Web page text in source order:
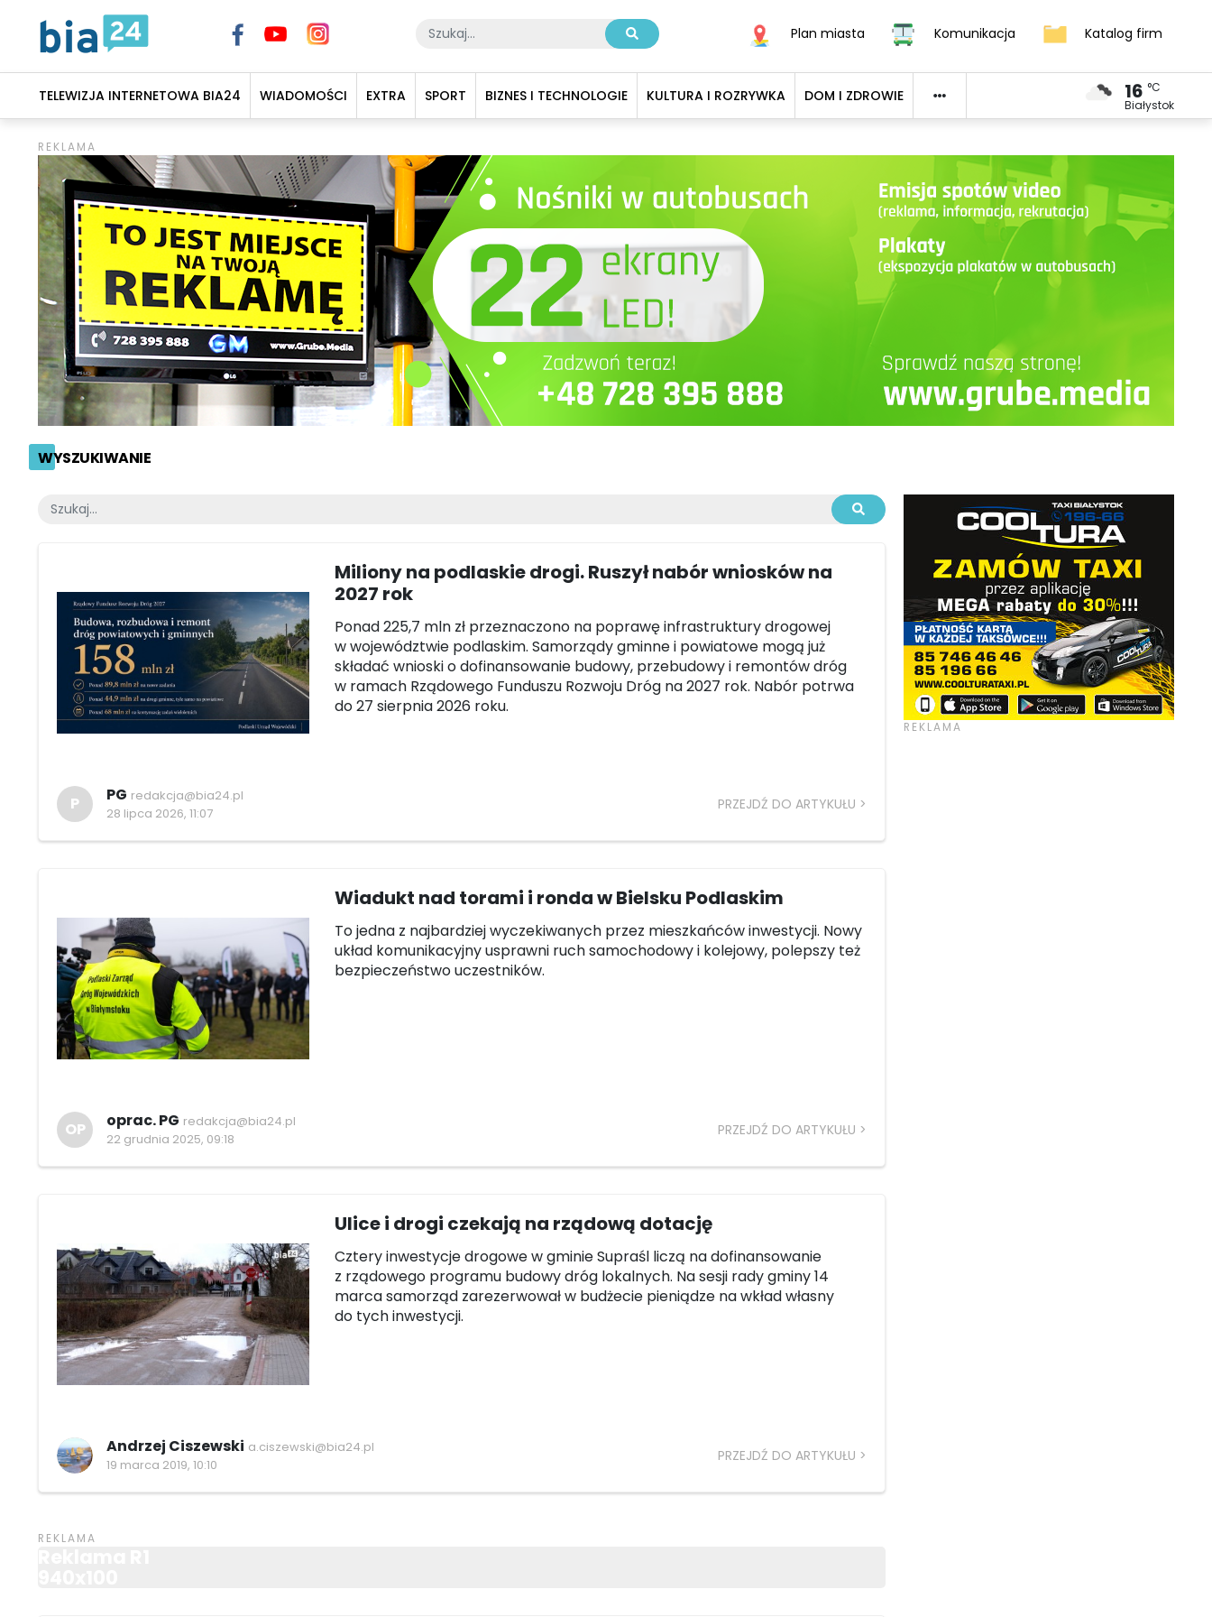
Plan miasta Komunikacja Katalog firm
TELEWIZJA INTERNETOWA BIA24 WIADOMOŚCI EXTRA SPORT BIZNES I TECHNOLOGIE KULTURA I ROZRYWKA DOM I ZDROWIE 16 °C
Białystok
WYSZUKIWANIE
Miliony na podlaskie drogi. Ruszył nabór wniosków na
2027 rok
Ponad 225,7 mln zł przeznaczono na poprawę infrastruktury drogowej
w województwie podlaskim. Samorządy gminne i powiatowe mogą już
składać wnioski o dofinansowanie budowy, przebudowy i remontów dróg
w ramach Rządowego Funduszu Rozwoju Dróg na 2027 rok. Nabór potrwa
do 27 sierpnia 2026 roku.
P PG redakcja@bia24.pl
28 lipca 2026, 11:07
PRZEJDŹ DO ARTYKUŁU
Wiadukt nad torami i ronda w Bielsku Podlaskim
To jedna z najbardziej wyczekiwanych przez mieszkańców inwestycji. Nowy
układ komunikacyjny usprawni ruch samochodowy i kolejowy, polepszy też
bezpieczeństwo uczestników.
OP oprac. PG redakcja@bia24.pl
22 grudnia 2025, 09:18
PRZEJDŹ DO ARTYKUŁU
Ulice i drogi czekają na rządową dotację
Cztery inwestycje drogowe w gminie Supraśl liczą na dofinansowanie
z rządowego programu budowy dróg lokalnych. Na sesji rady gminy 14
marca samorząd zarezerwował w budżecie pieniądze na wkład własny
do tych inwestycji.
Andrzej Ciszewski a.ciszewski@bia24.pl
19 marca 2019, 10:10
PRZEJDŹ DO ARTYKUŁU